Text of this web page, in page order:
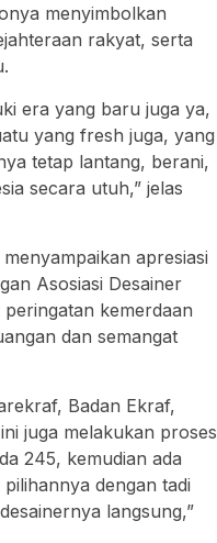
menyimbolkan
rakyat, serta
era yang baru juga ya,
yang fresh juga, yang
tetap lantang, berani,
secara utuh,” jelas
apresiasi
Asosiasi Desainer
kemerdaan
dan semangat
Badan Ekraf,
juga melakukan proses
245, kemudian ada
dengan tadi
langsung,”